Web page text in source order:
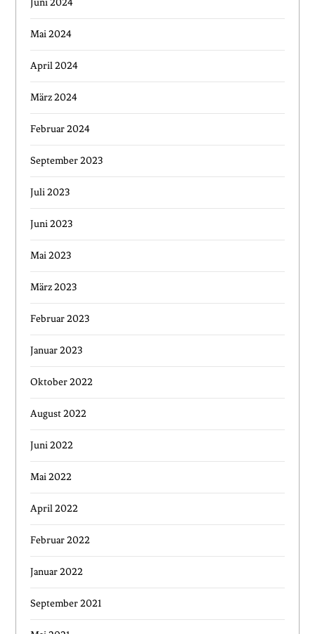
Juni 2024
Mai 2024
April 2024
März 2024
Februar 2024
September 2023
Juli 2023
Juni 2023
Mai 2023
März 2023
Februar 2023
Januar 2023
Oktober 2022
August 2022
Juni 2022
Mai 2022
April 2022
Februar 2022
Januar 2022
September 2021